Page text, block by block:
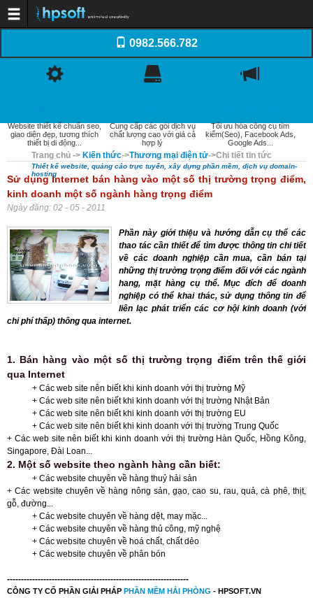
Thiết kế website
Dịch vụ Tên miền
Dịch vụ Web Hosting
Thiết kế Logo, Profile
Khách hàng
Kiến thức
Kiến thức Website
Domain - WebHosting
Internet và Email
Quản trị website
Tối ưu hóa web (SEO)
Thương mại điện tử
Báo giá
Thiết kế website
Quảng cáo trực tuyến
Domain-Hosting
Quản trị website
Liên hệ
0982.566.782
Website thiết kế chuẩn seo,
giao diện đẹp, tương thích
thiết bị di động...
Cung cấp các gói dịch vụ
chất lượng cao với giá cả
hợp lý
Tối ưu hóa công cụ tìm
kiếm(Seo), Facebook Ads,
Google Ads...
Trang chủ -> Kiến thức->Thương mại điện tử->Chi tiết tin tức
Thiết kế website, quảng cáo trực tuyến, xây dựng phần mềm, dịch vụ domain-
hosting
Sử dụng Internet bán hàng vào một số thị trường trọng điểm,
kinh doanh một số ngành hàng trọng điểm
Ngày đăng: 02 - 05 - 2011
Phần này giới thiệu và hướng dẫn cụ thể các
thao tác cần thiết để tìm được thông tin chi tiết
về các doanh nghiệp cần mua, cần bán tại
những thị trường trọng điểm đối với các ngành
hang, mặt hàng cụ thể. Mục đích để doanh
nghiệp có thể khai thác, sử dụng thông tin để
liên lạc phát triển các cơ hội kinh doanh (với
chi phí thấp) thông qua internet.
1. Bán hàng vào một số thị trường trọng điểm trên thế giới
qua Internet
+ Các web site nên biết khi kinh doanh với thị trường Mỹ
+ Các web site nên biết khi kinh doanh với thị trường Nhật Bản
+ Các web site nên biết khi kinh doanh với thị trường EU
+ Các web site nên biết khi kinh doanh với thị trường Trung Quốc
+ Các web site nên biết khi kinh doanh với thị trường Hàn Quốc, Hồng Kông,
Singapore, Đài Loan...
2. Một số website theo ngành hàng cần biết:
+ Các website chuyên về hàng thuỷ hải sản
+ Các website chuyên về hàng nông sản, gạo, cao su, rau, quả, cà phê, thịt,
gỗ, đường...
+ Các website chuyên về hàng dệt, may mặc...
+ Các website chuyên về hàng thủ công, mỹ nghệ
+ Các website chuyên về hoá chất, chất dẻo
+ Các website chuyên về phân bón
-----------------------------------------------------------------
CÔNG TY CỔ PHẦN GIẢI PHÁP PHẦN MỀM HẢI PHÒNG - HPSOFT.VN